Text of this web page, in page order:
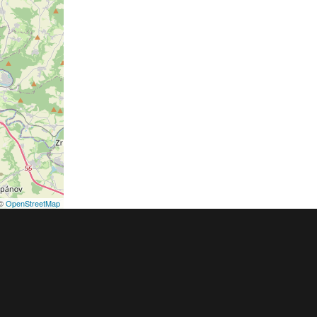
OpenStreetMap